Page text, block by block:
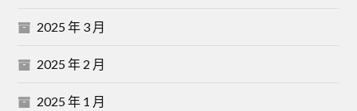
2025 年 3 月
2025 年 2 月
2025 年 1 月